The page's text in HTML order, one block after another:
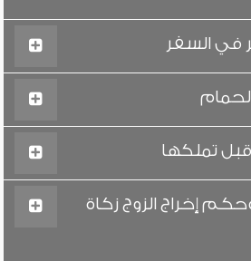
في السفر
تملكها
إخراج الزوج زكاة